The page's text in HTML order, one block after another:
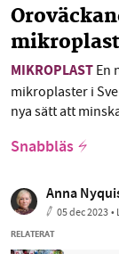
MIKROPLAST En
mikroplaster i
nya sätt att
Snabbläs
Anna
05 dec 2023•
RELATERAT